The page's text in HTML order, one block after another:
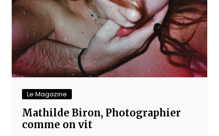
Le Magazine
Mathilde Biron, Photographier
comme on vit